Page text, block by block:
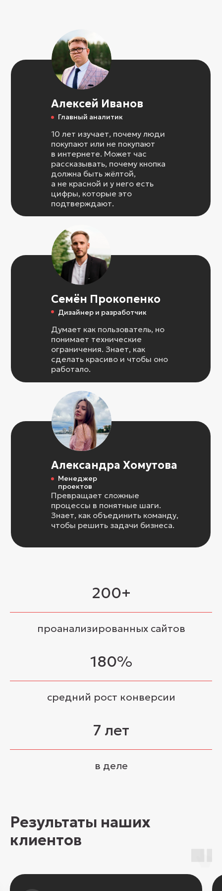
Семён Прокопенко
Дизайнер и разработчик
Думает как пользователь, но
понимает технические
ограничения. Знает, как
сделать красиво и чтобы оно
работало.
Алексей Иванов
Главный аналитик
10 лет изучает, почему люди
покупают или не покупают
в интернете. Может час
рассказывать, почему кнопка
должна быть жёлтой,
а не красной и у него есть
цифры, которые это
подтверждают.
Александра Хомутова
Менеджер
проектов
Превращает сложные
процессы в понятные шаги.
Знает, как объединить команду,
чтобы решить задачи бизнеса.
200+
проанализированных сайтов
180%
средний рост конверсии
7 лет
в деле
Результаты наших
клиентов